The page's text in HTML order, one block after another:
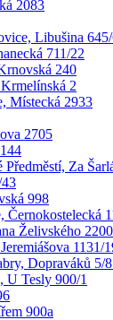
2083
Libušina
711/22
240
2
Místecká 2933
2705
Za
998
Černokostelecká
Želivského
1131/
Dopraváků 5/
U Tesly 900/1
900a